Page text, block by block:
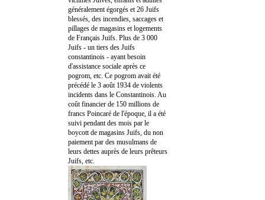
généralement égorgés et 26 Juifs
blessés, des incendies, saccages et
pillages de magasins et logements
de Français Juifs. Plus de 3 000
Juifs - un tiers des Juifs
constantinois - ayant besoin
d'assistance sociale après ce
pogrom, etc. Ce pogrom avait été
précédé le 3 août 1934 de violents
incidents dans le Constantinois. Au
coût financier de 150 millions de
francs Poincaré de l'époque, il a été
suivi pendant des mois par le
boycott de magasins Juifs, du non
paiement par des musulmans de
leurs dettes auprès de leurs prêteurs
Juifs, etc.